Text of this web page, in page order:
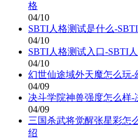
格
04/10
SBTI人格测试是什么-
04/10
SBTI人格测试入口-SBTI
04/10
幻世仙途域外天魔怎么玩
04/09
决斗学院神兽强度怎么样
04/09
三国杀武将觉醒张星彩怎
绍